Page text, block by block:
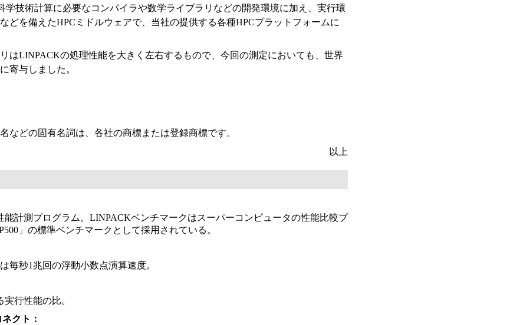
科学技術計算に必要なコンパイラや数学ライブラリなどの開発環境に加え、実行環
どを備えたHPCミドルウェアで、当社の提供する各種HPCプラットフォームに
はLINPACKの処理性能を大きく左右するもので、今回の測定においても、世界
寄与しました。
などの固有名詞は、各社の商標または登録商標です。
以上
能計測プログラム。LINPACKベンチマークはスーパーコンピュータの性能比較プ
」の標準ベンチマークとして採用されている。
毎秒1兆回の浮動小数点演算速度。
行性能の比。
クト：